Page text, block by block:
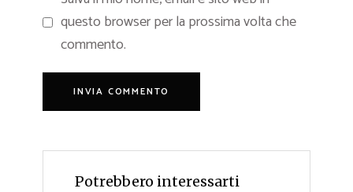
questo browser per la prossima volta che
commento.
Potrebbero interessarti